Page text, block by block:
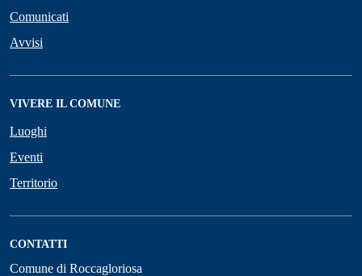
Comunicati
Avvisi
VIVERE IL COMUNE
Luoghi
Eventi
Territorio
CONTATTI
Comune di Roccagloriosa